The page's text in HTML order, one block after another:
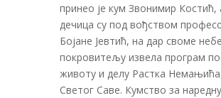
принео је кум Звонимир Костић,
дечица су под вођством
Бојане Јевтић, на дар своме
покровитељу извела програм
животу и делу Растка
Светог Саве. Кумство за